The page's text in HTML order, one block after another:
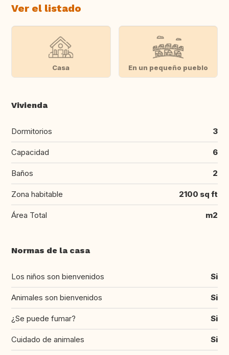
Ver el listado
Casa En un pequeño pueblo
Vivienda
Dormitorios 3
Capacidad 6
Baños 2
Zona habitable 2100 sq ft
Área Total m2
Normas de la casa
Los niños son bienvenidos Si
Animales son bienvenidos Si
¿Se puede fumar? Si
Cuidado de animales Si